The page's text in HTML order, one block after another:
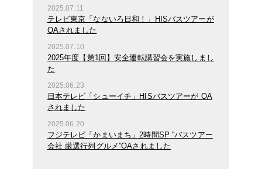
2025.07.11
テレビ東京「なないろ日和！」HISバスツアーが
OAされました
2025.07.10
2025年度【第1回】安全運転講習会を実施しまし
た
2025.06.23
日本テレビ「シューイチ」HISバスツアーが OA
されました
2025.06.20
フジテレビ「かまいまち」2時間SP “バスツアー
会社 厳選行列グルメ”OAされました